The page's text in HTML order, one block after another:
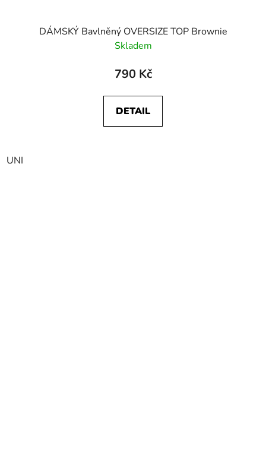
DÁMSKÝ Bavlněný OVERSIZE TOP Brownie
Skladem
790 Kč
DETAIL
UNI